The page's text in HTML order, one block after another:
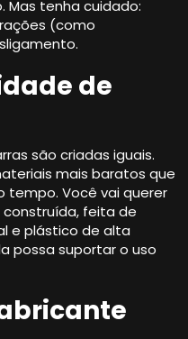
Mas tenha cuidado:
(como
de
são criadas iguais.
mais baratos que
tempo. Você vai querer
feita de
e plástico de alta
possa suportar o uso